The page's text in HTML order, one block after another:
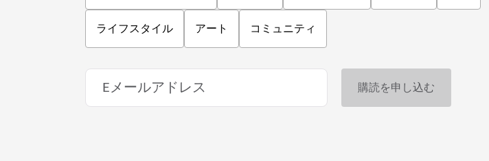
ライフスタイル アート コミュニティ